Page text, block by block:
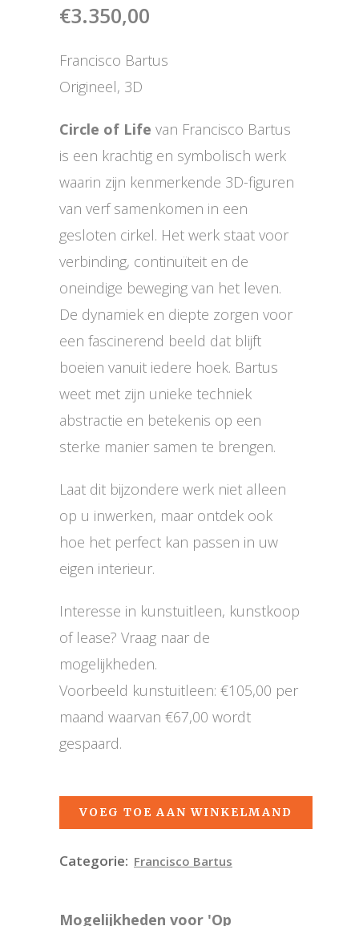
€3.350,00
Francisco Bartus
Origineel, 3D
Circle of Life van Francisco Bartus
is een krachtig en symbolisch werk
waarin zijn kenmerkende 3D-figuren
van verf samenkomen in een
gesloten cirkel. Het werk staat voor
verbinding, continuïteit en de
oneindige beweging van het leven.
De dynamiek en diepte zorgen voor
een fascinerend beeld dat blijft
boeien vanuit iedere hoek. Bartus
weet met zijn unieke techniek
abstractie en betekenis op een
sterke manier samen te brengen.
Laat dit bijzondere werk niet alleen
op u inwerken, maar ontdek ook
hoe het perfect kan passen in uw
eigen interieur.
Interesse in kunstuitleen, kunstkoop
of lease? Vraag naar de
mogelijkheden.
Voorbeeld kunstuitleen: €105,00 per
maand waarvan €67,00 wordt
gespaard.
VOEG TOE AAN WINKELMAND
Categorie: Francisco Bartus
Mogelijkheden voor 'Op